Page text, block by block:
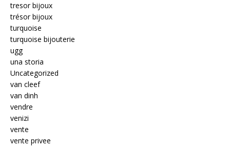
tresor bijoux
trésor bijoux
turquoise
turquoise bijouterie
ugg
una storia
Uncategorized
van cleef
van dinh
vendre
venizi
vente
vente privee